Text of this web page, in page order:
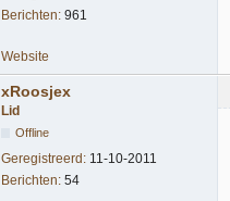
Berichten: 961
Website
xRoosjex
Lid
Offline
Geregistreerd: 11-10-2011
Berichten: 54